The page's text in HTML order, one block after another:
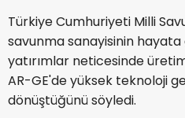
Türkiye Cumhuriyeti Milli
savunma sanayisinin
yatırımlar neticesinde
AR-GE'de yüksek teknoloji
dönüştüğünü söyledi.